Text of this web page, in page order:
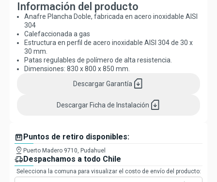
Información del producto
Anafre Plancha Doble, fabricada en acero inoxidable AISI
304
Calefaccionada a gas
Estructura en perfil de acero inoxidable AISI 304 de 30 x
30 mm.
Patas regulables de polímero de alta resistencia.
Dimensiones: 830 x 800 x 850 mm.
DescargarGarantía sim_card_download
Descargar Ficha de Instalación sim_card_download
boxPuntos de retiro disponibles:
pin_drop Puerto Madero 9710, Pudahuel
delivery_truck_speedDespachamos a todo Chile
Selecciona la comuna para visualizar el costo de envío del producto: